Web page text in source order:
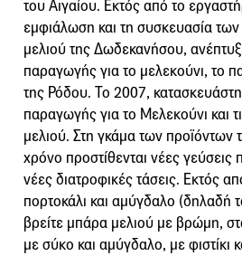
του Αιγαίου. Εκτός από το
εμφιάλωση και τη συσκευασία
μελιού της Δωδεκανήσου,
παραγωγής για το μελεκούνι, το
της Ρόδου. Το 2007,
παραγωγής για το Μελεκούνι και
μελιού. Στη γκάμα των προϊόντων
χρόνο προστίθενται νέες
νέες διατροφικές τάσεις. Εκτός
πορτοκάλι και αμύγδαλο (δηλαδή
βρείτε μπάρα μελιού με βρώμη,
με σύκο και αμύγδαλο, με φιστίκι